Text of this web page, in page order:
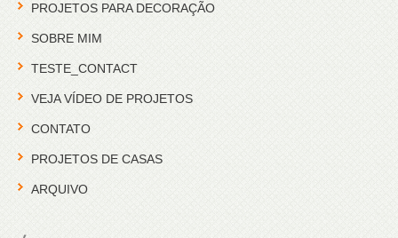
PROJETOS PARA DECORAÇÃO
SOBRE MIM
TESTE_CONTACT
VEJA VÍDEO DE PROJETOS
CONTATO
PROJETOS DE CASAS
ARQUIVO